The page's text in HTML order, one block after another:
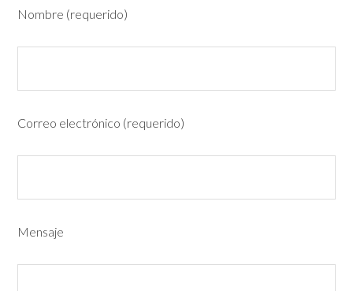
Nombre (requerido)
Correo electrónico (requerido)
Mensaje